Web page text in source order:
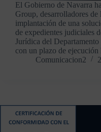
El Gobierno de Navarra
Group, desarrolladores
implantación de una
de expedientes judiciales
Jurídica del
con un plazo de ejecución
Comunicacion2
Contacto